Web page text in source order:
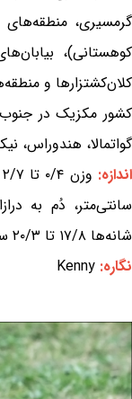
گرمسیری،
کوهستانی)،
کلان‌کشتزارها و
کشور مکزیک در
گواتمالا، هندوراس،
اندازه:
شانه‌ها ۱۷/۸ تا ۲۰/۳ سانتی‌متر
نگاره: Kenny